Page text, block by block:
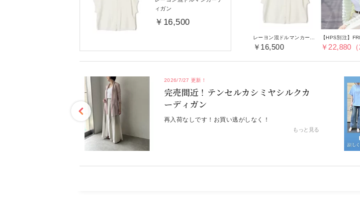
雑誌･書籍(一緒に買うと送料無料)
ィガン
￥16,500
￥16,500
2026/7/27 更新！
完売間近！テンセルカシミヤシルクカ
ーディガン
再入荷なしです！お買い逃がしなく！
もっと見る